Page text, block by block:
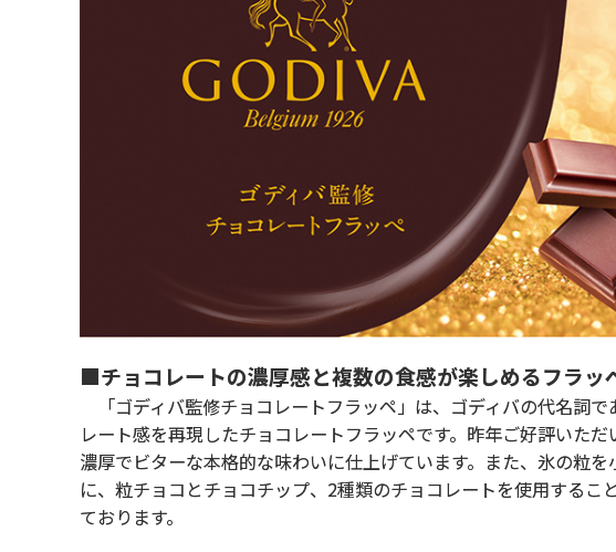
■チョコレートの濃厚感と複数の食感が楽しめるフラッ
「ゴディバ監修チョコレートフラッペ」は、ゴディバの代名詞
レート感を再現したチョコレートフラッペです。昨年ご好評いた
濃厚でビターな本格的な味わいに仕上げています。また、氷の粒
に、粒チョコとチョコチップ、2種類のチョコレートを使用する
ております。